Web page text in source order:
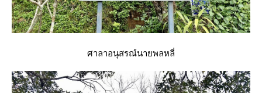
ศาลาอนุสรณ์นายพลหลี่